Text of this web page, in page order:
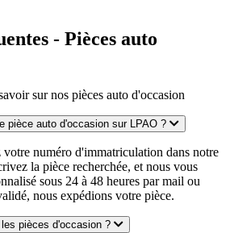
- Pièces auto
sur nos pièces auto d'occasion
pièce auto d'occasion sur LPAO ?
numéro d'immatriculation dans notre
la pièce recherchée, et nous vous
sous 24 à 48 heures par mail ou
nous expédions votre pièce.
pièces d'occasion ?